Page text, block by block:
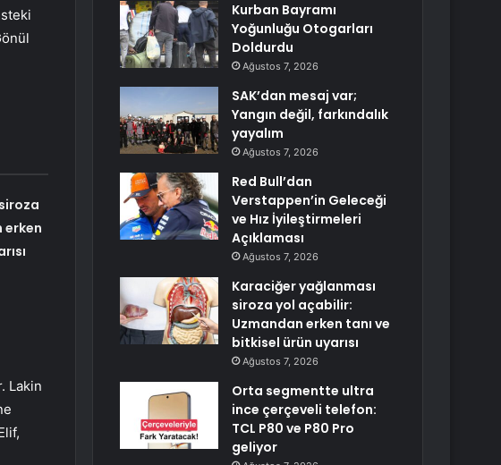
erken
Lakin
Kurban Bayramı
Yoğunluğu Otogarları
Doldurdu
Ağustos 7, 2026
SAK’dan mesaj var;
Yangın değil, farkındalık
yayalım
Ağustos 7, 2026
Red Bull’dan
Verstappen’in Geleceği
ve Hız İyileştirmeleri
Açıklaması
Ağustos 7, 2026
Karaciğer yağlanması
siroza yol açabilir:
Uzmandan erken tanı ve
bitkisel ürün uyarısı
Ağustos 7, 2026
Orta segmentte ultra
ince çerçeveli telefon:
TCL P80 ve P80 Pro
geliyor